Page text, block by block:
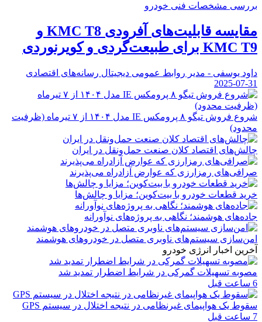
بررسی مشخصات فنی خودرو
مقایسه قابلیت‌های آفرودی KMC T8 و
KMC T9 برای طبیعت‌گردی و کویرنوردی
داود یوسفی - مدیر روابط عمومی دیجیتال رسانه‌های اقتصادی
2025-07-31
شروع فروش تیگو ۸ پرومکس IE مدل ۱۴۰۴ از ۷ تیرماه (ظرفیت
محدود)
چالش‌های اقتصاد کلان صنعت حمل‌ونقل در ایران
صرافی‌های رمزارزی که عوارض آزادراه می‌پذیرند
خرید قطعات خودرو با بیت‌کوین؛ مزایا و چالش‌ها
جاده‌های هوشمند؛ نگاهی به پروژه‌های نوآورانه
امن‌سازی سیستم‌های ناوبری متصل در خودروهای هوشمند
آخرین اخبار انرژی خودرو
مصوبه تسهیلات گمرکی در شرایط اضطرار تمدید شد
6 ساعت قبل
سقوط یک هواپیمای غیرنظامی در نتیجه اختلال در سیستم‌ GPS
7 ساعت قبل